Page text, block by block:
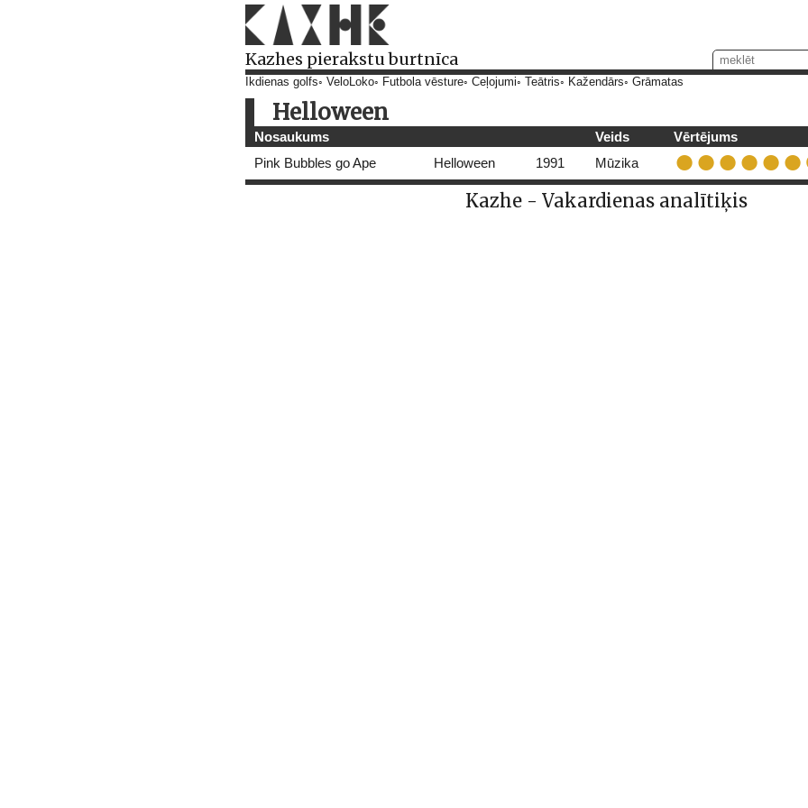
Kazhes pierakstu burtnīca
Ikdienas golfs VeloLoko Futbola vēsture Ceļojumi Teātris Kažendārs Grāmatas
Helloween
Nosaukums Veids
Vērtējums
Pink Bubbles go Ape
Helloween 1991 Mūzika
Kazhe - Vakardienas analītiķis